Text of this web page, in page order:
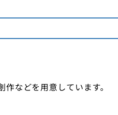
などを用意しています。